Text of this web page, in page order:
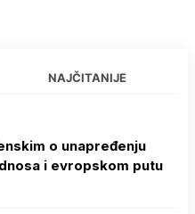
NAJČITANIJE
o unapređenju
i evropskom putu